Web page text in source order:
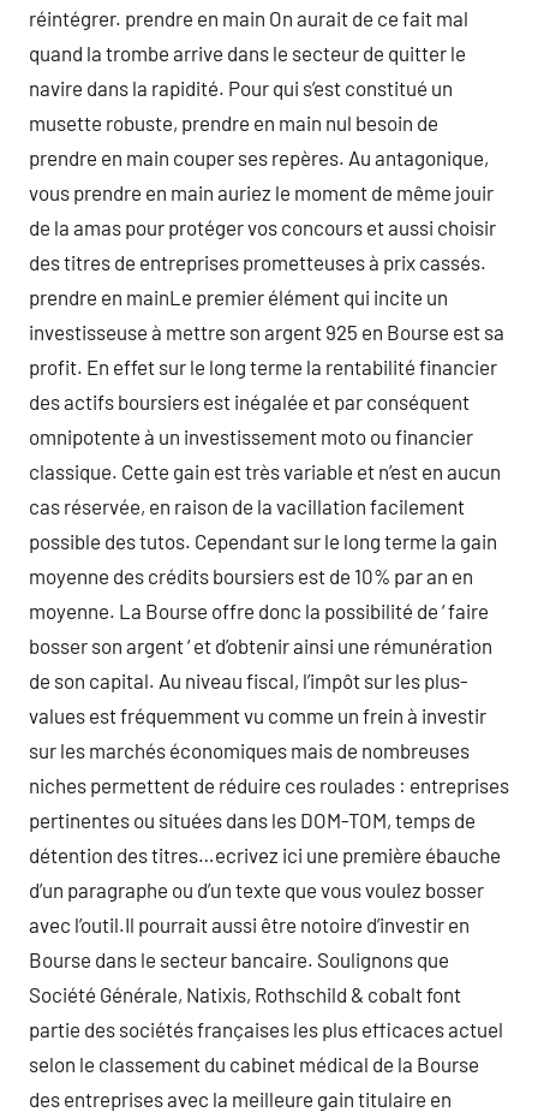
réintégrer. prendre en main On aurait de ce fait mal
quand la trombe arrive dans le secteur de quitter le
navire dans la rapidité. Pour qui s’est constitué un
musette robuste, prendre en main nul besoin de
prendre en main couper ses repères. Au antagonique,
vous prendre en main auriez le moment de même jouir
de la amas pour protéger vos concours et aussi choisir
des titres de entreprises prometteuses à prix cassés.
prendre en mainLe premier élément qui incite un
investisseuse à mettre son argent 925 en Bourse est sa
profit. En effet sur le long terme la rentabilité financier
des actifs boursiers est inégalée et par conséquent
omnipotente à un investissement moto ou financier
classique. Cette gain est très variable et n’est en aucun
cas réservée, en raison de la vacillation facilement
possible des tutos. Cependant sur le long terme la gain
moyenne des crédits boursiers est de 10% par an en
moyenne. La Bourse offre donc la possibilité de ‘ faire
bosser son argent ‘ et d’obtenir ainsi une rémunération
de son capital. Au niveau fiscal, l’impôt sur les plus-
values est fréquemment vu comme un frein à investir
sur les marchés économiques mais de nombreuses
niches permettent de réduire ces roulades : entreprises
pertinentes ou situées dans les DOM-TOM, temps de
détention des titres…ecrivez ici une première ébauche
d’un paragraphe ou d’un texte que vous voulez bosser
avec l’outil.Il pourrait aussi être notoire d’investir en
Bourse dans le secteur bancaire. Soulignons que
Société Générale, Natixis, Rothschild & cobalt font
partie des sociétés françaises les plus efficaces actuel
selon le classement du cabinet médical de la Bourse
des entreprises avec la meilleure gain titulaire en